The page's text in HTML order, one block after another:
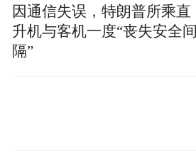
因通信失误，特朗普所乘直
升机与客机一度“丧失安全间
隔”